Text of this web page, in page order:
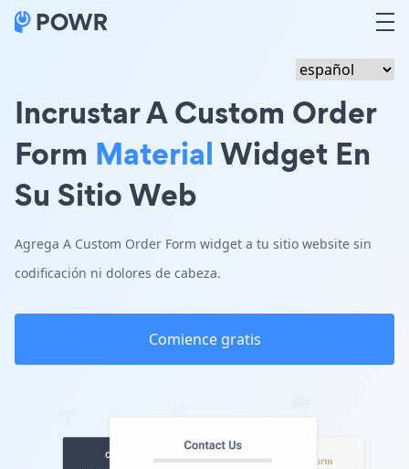
Incrustar A Custom Order
Form MaterialWidget En
Su Sitio Web
Agrega A Custom Order Form widget a tu sitio website sin
codificación ni dolores de cabeza.
Comience gratis